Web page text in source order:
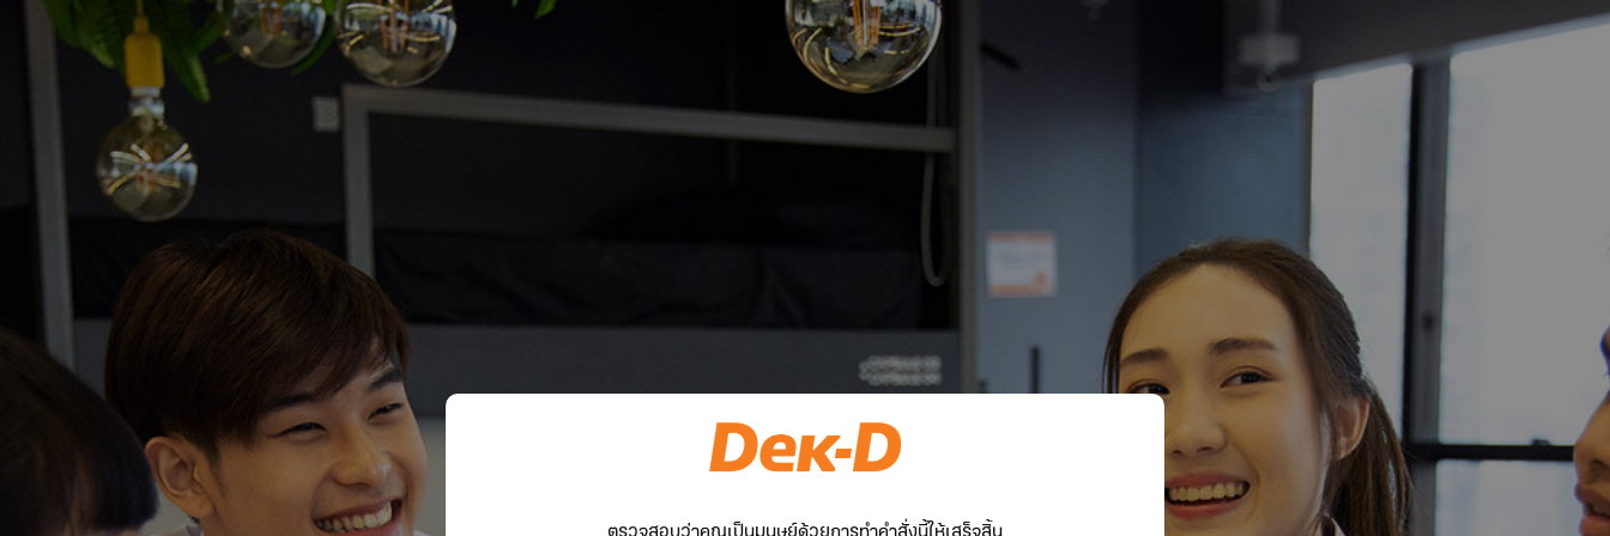
ตรวจสอบว่าคุณเป็นมนุษย์ด้วยการทำคำสั่งนี้ให้เสร็จสิ้น